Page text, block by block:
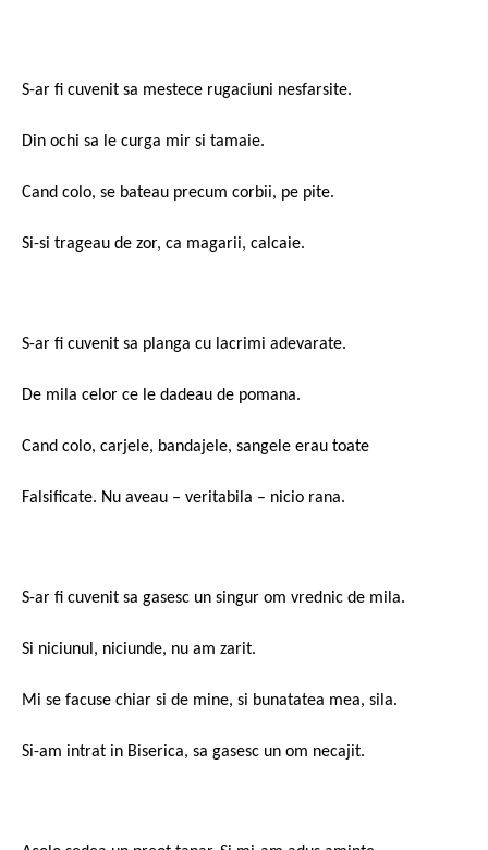
S-ar fi cuvenit sa mestece rugaciuni nesfarsite.
Din ochi sa le curga mir si tamaie.
Cand colo, se bateau precum corbii, pe pite.
Si-si trageau de zor, ca magarii, calcaie.
S-ar fi cuvenit sa planga cu lacrimi adevarate.
De mila celor ce le dadeau de pomana.
Cand colo, carjele, bandajele, sangele erau toate
Falsificate. Nu aveau – veritabila – nicio rana.
S-ar fi cuvenit sa gasesc un singur om vrednic de mila.
Si niciunul, niciunde, nu am zarit.
Mi se facuse chiar si de mine, si bunatatea mea, sila.
Si-am intrat in Biserica, sa gasesc un om necajit.